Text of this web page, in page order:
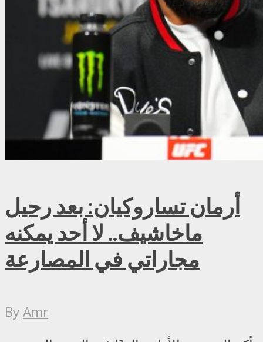
أرمان تساروكيان: بعد رحيل
ماخاشيف.. لا أحد يمكنه
مجاراتي في المصارعة
ByAmr